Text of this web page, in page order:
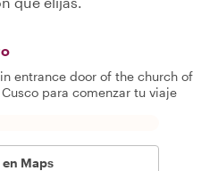
entrance door of the church of
para comenzar tu viaje
en Maps